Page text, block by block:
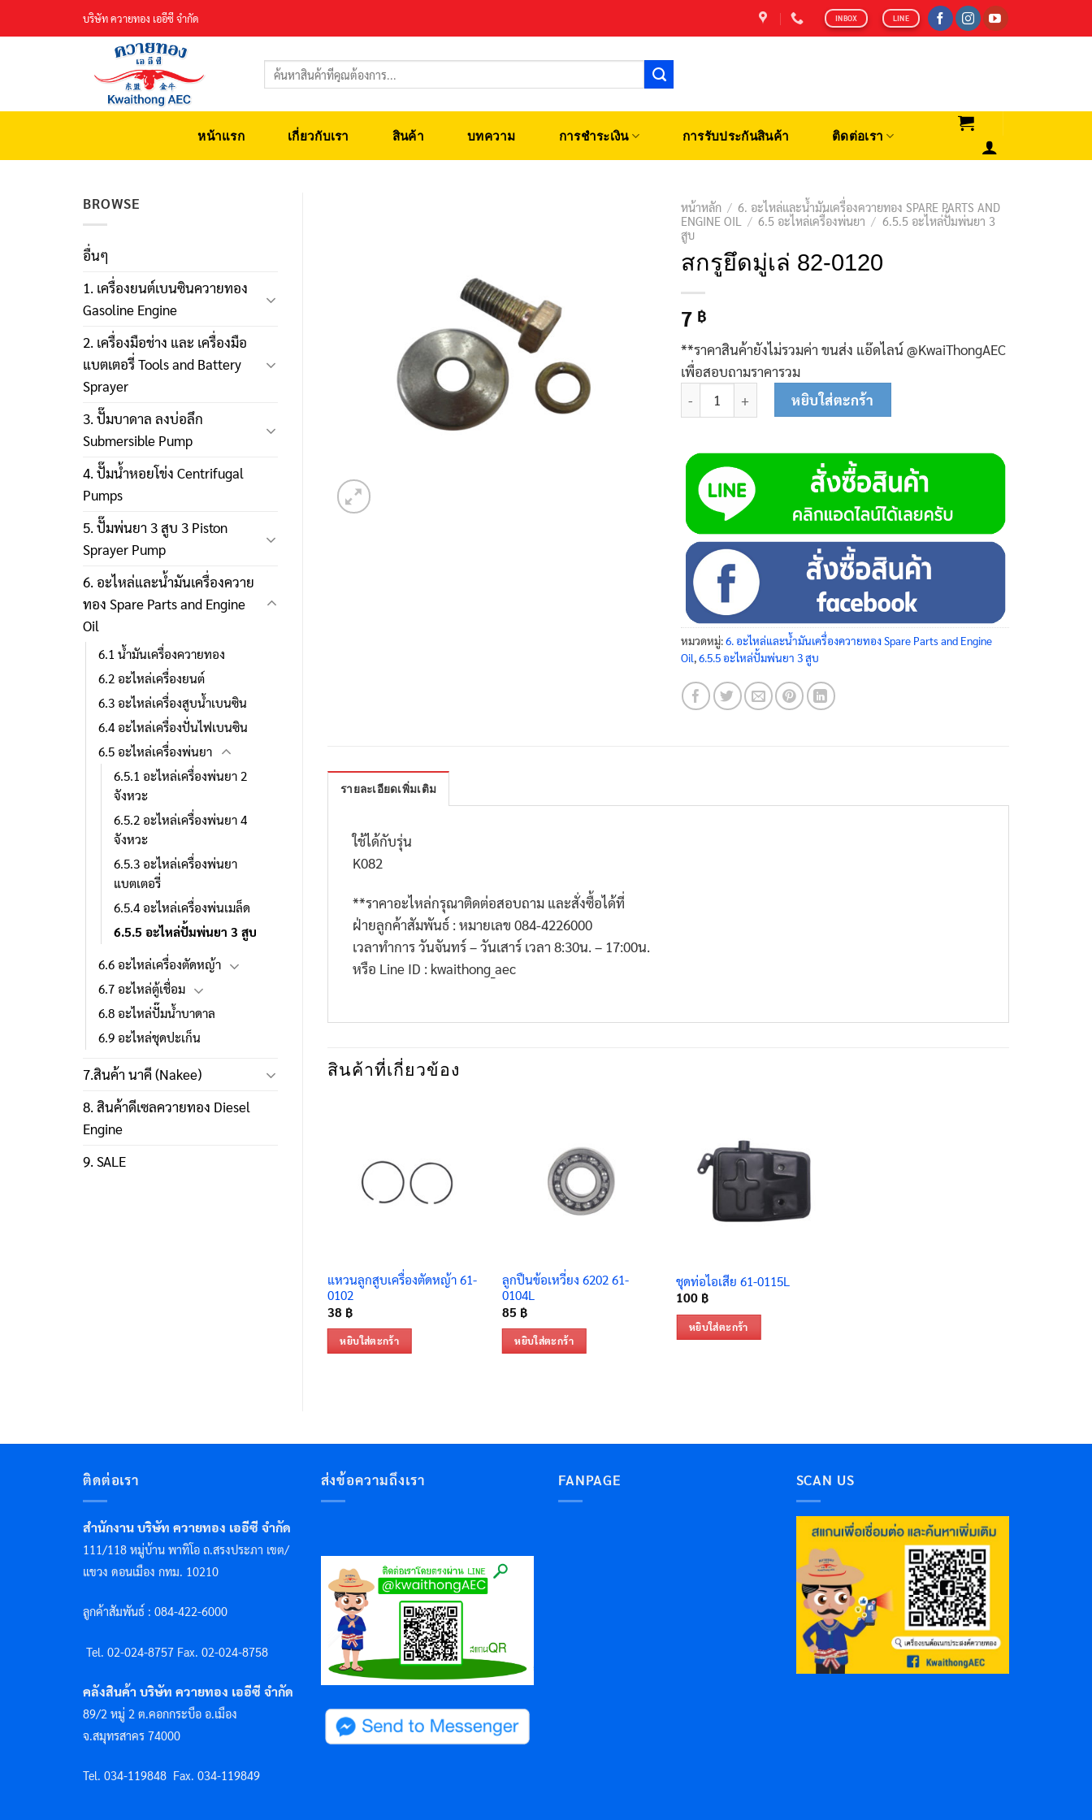
บริษัท ควายทอง เออีซี จำกัด INBOX LINE
ค้นหา:
หน้าแรก เกี่ยวกับเรา สินค้า บทความ การชำระเงิน การรับประกันสินค้า ติดต่อเรา
BROWSE
อื่นๆ
1. เครื่องยนต์เบนซินควายทอง
Gasoline Engine
2. เครื่องมือช่าง และ เครื่องมือ
แบตเตอรี่ Tools and Battery
Sprayer
3. ปั๊มบาดาล ลงบ่อลึก
Submersible Pump
4. ปั๊มน้ำหอยโข่ง Centrifugal
Pumps
5. ปั๊มพ่นยา 3 สูบ 3 Piston
Sprayer Pump
6. อะไหล่และน้ำมันเครื่องควาย
ทอง Spare Parts and Engine
Oil
6.1 น้ำมันเครื่องควายทอง
6.2 อะไหล่เครื่องยนต์
6.3 อะไหล่เครื่องสูบน้ำเบนซิน
6.4 อะไหล่เครื่องปั่นไฟเบนซิน
6.5 อะไหล่เครื่องพ่นยา
6.5.1 อะไหล่เครื่องพ่นยา 2
จังหวะ
6.5.2 อะไหล่เครื่องพ่นยา 4
จังหวะ
6.5.3 อะไหล่เครื่องพ่นยา
แบตเตอรี่
6.5.4 อะไหล่เครื่องพ่นเมล็ด
6.5.5 อะไหล่ปั้มพ่นยา 3 สูบ
6.6 อะไหล่เครื่องตัดหญ้า
6.7 อะไหล่ตู้เชื่อม
6.8 อะไหล่ปั๊มน้ำบาดาล
6.9 อะไหล่ชุดปะเก็น
7.สินค้า นาคี (Nakee)
8. สินค้าดีเซลควายทอง Diesel
Engine
9. SALE
หน้าหลัก / 6. อะไหล่และน้ำมันเครื่องควายทอง SPARE PARTS AND
ENGINE OIL
/ 6.5 อะไหล่เครื่องพ่นยา / 6.5.5 อะไหล่ปั้มพ่นยา 3
สูบ
สกรูยึดมู่เล่ 82-0120
7 ฿
**ราคาสินค้ายังไม่รวมค่า ขนส่ง แอ๊ดไลน์ @KwaiThongAEC
เพื่อสอบถามราคารวม
จำนวน สกรูยึดมู่เล่ 82-0120 ชิ้น
หยิบใส่ตะกร้า
หมวดหมู่:6. อะไหล่และน้ำมันเครื่องควายทอง Spare Parts and Engine
Oil,6.5.5 อะไหล่ปั้มพ่นยา 3 สูบ
รายละเอียดเพิ่มเติม
ใช้ได้กับรุ่น
K082
**ราคาอะไหล่กรุณาติดต่อสอบถาม และสั่งซื้อได้ที่
ฝ่ายลูกค้าสัมพันธ์ : หมายเลข 084-4226000
เวลาทำการ วันจันทร์ – วันเสาร์ เวลา 8:30น. – 17:00น.
หรือ Line ID : kwaithong_aec
สินค้าที่เกี่ยวข้อง
แหวนลูกสูบเครื่องตัดหญ้า 61-
0102
38 ฿
หยิบใส่ตะกร้า
ลูกปืนข้อเหวี่ยง 6202 61-
0104L
85 ฿
หยิบใส่ตะกร้า
ชุดท่อไอเสีย 61-0115L
100 ฿
หยิบใส่ตะกร้า
ติดต่อเรา
สำนักงาน บริษัท ควายทอง เออีซี จำกัด
111/118 หมู่บ้าน พาทิโอ ถ.สรงประภา เขต/
แขวง ดอนเมือง กทม. 10210
ลูกค้าสัมพันธ์ : 084-422-6000
Tel. 02-024-8757 Fax. 02-024-8758
คลังสินค้า บริษัท ควายทอง เออีซี จำกัด
89/2 หมู่ 2 ต.คอกกระบือ อ.เมือง
จ.สมุทรสาคร 74000
Tel. 034-119848 Fax. 034-119849
ส่งข้อความถึงเรา FANPAGE SCAN US